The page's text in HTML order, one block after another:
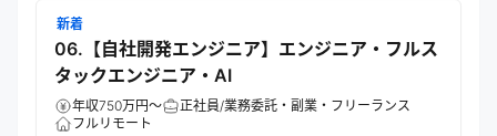
新着
06.【自社開発エンジニア】エンジニア・フルス
タックエンジニア・AI
年収750万円～
正社員/業務委託・副業・フリーランス
フルリモート